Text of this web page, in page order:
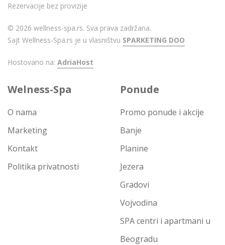
Rezervacije bez provizije
© 2026 wellness-spa.rs. Sva prava zadržana.
Sajt Wellness-Spa.rs je u vlasništvu SPARKETING DOO
Hostovano na: AdriaHost
Welness-Spa
O nama
Marketing
Kontakt
Politika privatnosti
Ponude
Promo ponude i akcije
Banje
Planine
Jezera
Gradovi
Vojvodina
SPA centri i apartmani u
Beogradu